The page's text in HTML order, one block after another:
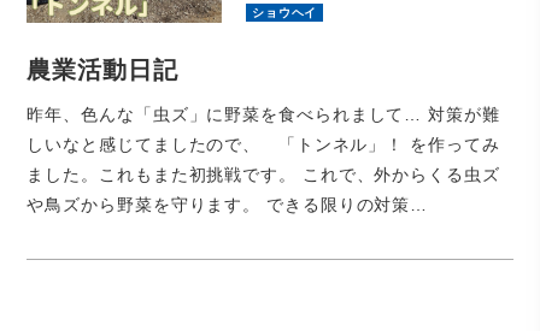
ショウヘイ
農業活動日記
昨年、色んな「虫ズ」に野菜を食べられまして… 対策が難
しいなと感じてましたので、 「トンネル」！ を作ってみ
ました。これもまた初挑戦です。 これで、外からくる虫ズ
や鳥ズから野菜を守ります。 できる限りの対策…